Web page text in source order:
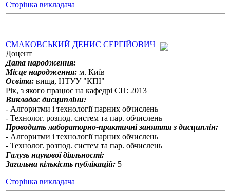
Сторінка викладача
СМАКОВСЬКИЙ ДЕНИС СЕРГІЙОВИЧ
Доцент
Дата народження:
Місце народження: м. Київ
Освіта: вища, НТУУ "КПІ"
Рік, з якого працює на кафедрі СП: 2013
Викладає дисципліни:
- Алгоритми і технології парних обчислень
- Технолог. розпод. систем та пар. обчислень
Проводить лабораторно-практичні заняття з дисциплін:
- Алгоритми і технології парних обчислень
- Технолог. розпод. систем та пар. обчислень
Галузь наукової діяльності:
Загальна кількість публікацій: 5
Сторінка викладача